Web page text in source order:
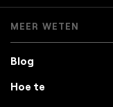
MEER WETEN
Blog
Hoe te